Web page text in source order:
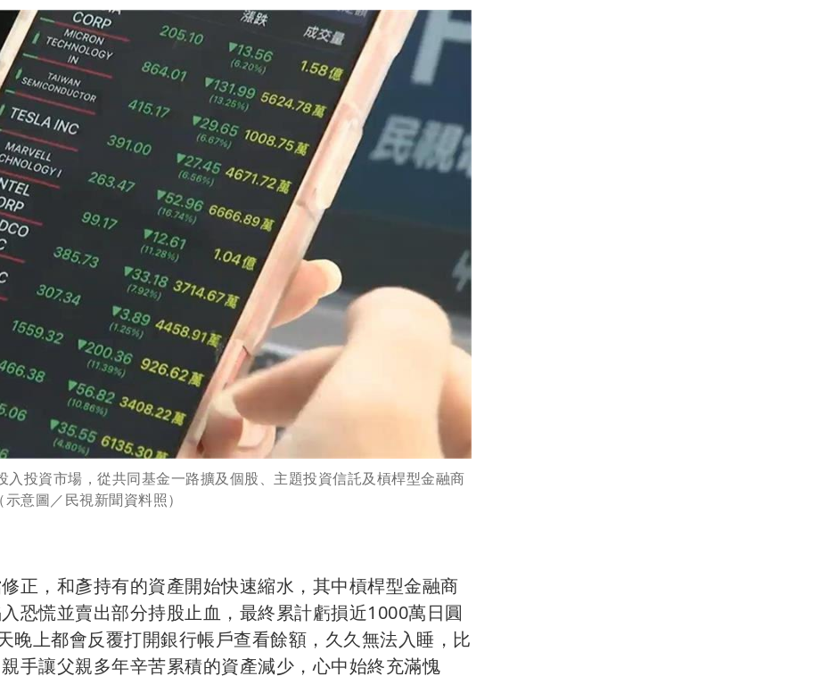
投資市場，從共同基金一路擴及個股、主題投資信託及槓桿型金融商
示意圖／民視新聞資料照）
正，和彥持有的資產開始快速縮水，其中槓桿型金融商
恐慌並賣出部分持股止血，最終累計虧損近1000萬日圓
晚上都會反覆打開銀行帳戶查看餘額，久久無法入睡，比
手讓父親多年辛苦累積的資產減少，心中始終充滿愧